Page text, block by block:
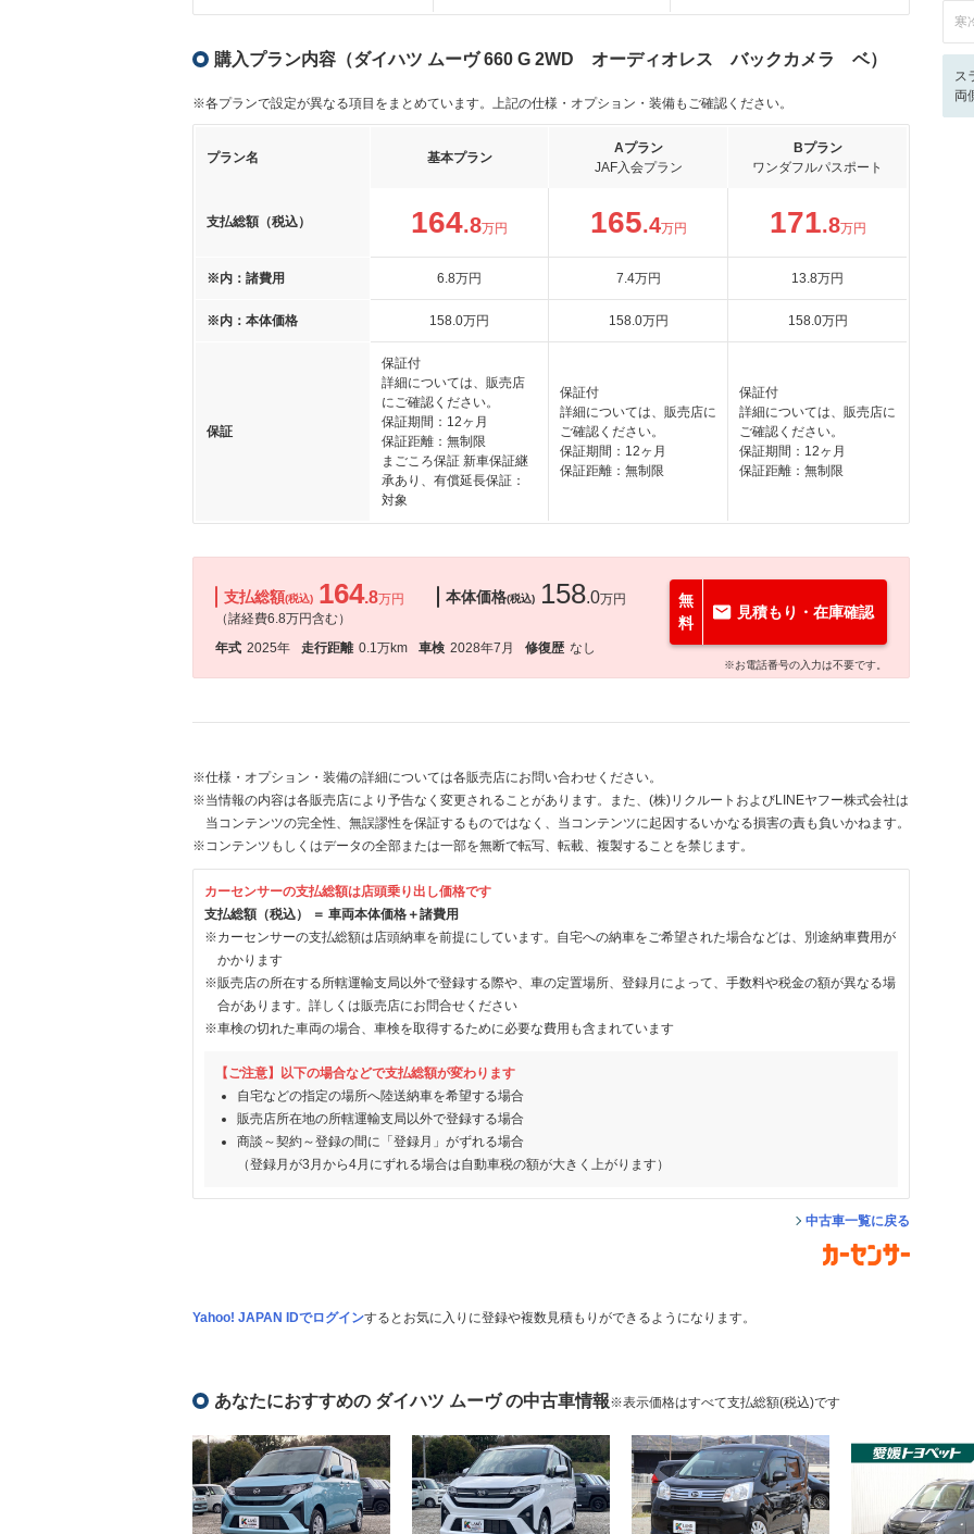
購入プラン内容（ダイハツ ムーヴ 660 G 2WD オーディオレス バックカメラ ベ）
※各プランで設定が異なる項目をまとめています。上記の仕様・オプション・装備もご確認ください。
プラン名 基本プラン
Aプラン
JAF入会プラン
Bプラン
ワンダフルパスポート
支払総額（税込） 164.8万円 165.4万円 171.8万円
※内：諸費用 6.8万円 7.4万円 13.8万円
※内：本体価格 158.0万円 158.0万円 158.0万円
保証
保証付
詳細については、販売店
にご確認ください。
保証期間：12ヶ月
保証距離：無制限
まごころ保証 新車保証継
承あり、有償延長保証：
対象
保証付
詳細については、販売店に
ご確認ください。
保証期間：12ヶ月
保証距離：無制限
保証付
詳細については、販売店に
ご確認ください。
保証期間：12ヶ月
保証距離：無制限
支払総額(税込) 164.8万円
（諸経費6.8万円含む）
本体価格(税込) 158.0万円
年式 2025年 走行距離 0.1万km 車検 2028年7月 修復歴 なし
無
料
見積もり・在庫確認
※お電話番号の入力は不要です。
※仕様・オプション・装備の詳細については各販売店にお問い合わせください。
※当情報の内容は各販売店により予告なく変更されることがあります。また、(株)リクルートおよびLINEヤフー株式会社は
当コンテンツの完全性、無誤謬性を保証するものではなく、当コンテンツに起因するいかなる損害の責も負いかねます。
※コンテンツもしくはデータの全部または一部を無断で転写、転載、複製することを禁じます。
カーセンサーの支払総額は店頭乗り出し価格です
支払総額（税込） ＝ 車両本体価格＋諸費用
※カーセンサーの支払総額は店頭納車を前提にしています。自宅への納車をご希望された場合などは、別途納車費用が
かかります
※販売店の所在する所轄運輸支局以外で登録する際や、車の定置場所、登録月によって、手数料や税金の額が異なる場
合があります。詳しくは販売店にお問合せください
※車検の切れた車両の場合、車検を取得するために必要な費用も含まれています
【ご注意】以下の場合などで支払総額が変わります
自宅などの指定の場所へ陸送納車を希望する場合
販売店所在地の所轄運輸支局以外で登録する場合
商談～契約～登録の間に「登録月」がずれる場合
（登録月が3月から4月にずれる場合は自動車税の額が大きく上がります）
中古車一覧に戻る
Yahoo! JAPAN IDでログインするとお気に入りに登録や複数見積もりができるようになります。
寒
ス
両
あなたにおすすめの ダイハツ ムーヴ の中古車情報※表示価格はすべて支払総額(税込)です